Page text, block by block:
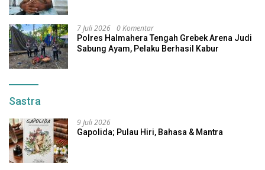
7 Juli 2026 0 Komentar
Polres Halmahera Tengah Grebek Arena Judi
Sabung Ayam, Pelaku Berhasil Kabur
Sastra
9 Juli 2026
Gapolida; Pulau Hiri, Bahasa & Mantra